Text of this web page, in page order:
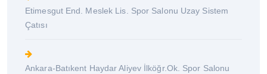
Etimesgut End. Meslek Lis. Spor Salonu Uzay Sistem
Çatısı
Ankara-Batıkent Haydar Aliyev İlköğr.Ok. Spor Salonu